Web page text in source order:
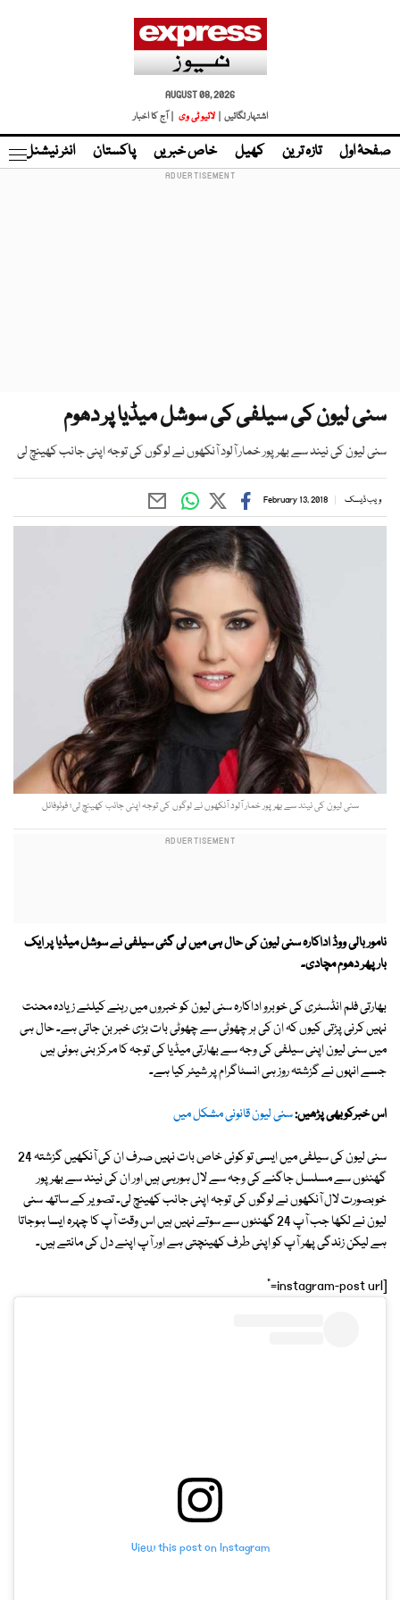
AUGUST 08, 2026
اشتہار لگائیں |
لائیو ٹی وی | آج کا اخبار
صفحۂ اول تازہ ترین کھیل خاص خبریں پاکستان انٹر نیشنل
سنی لیون کی سیلفی کی سوشل میڈیا پر دھوم
سنی لیون کی نیند سے بھرپور خمار آلود آنکھوں نے لوگوں کی توجہ اپنی جانب کھینچ لی
ویب ڈیسک February 13, 2018
سنی لیون کی نیند سے بھرپور خمار آلود آنکھوں نے لوگوں کی توجہ اپنی جانب کھینچ لی؛ فوٹوفائل
نامور بالی ووڈ اداکارہ سنی لیون کی حال ہی میں لی گئی سیلفی نے سوشل میڈیا پر ایک
بار پھر دھوم مچادی۔
بھارتی فلم انڈسٹری کی خوبرو اداکارہ سنی لیون کو خبروں میں رہنے کیلئے زیادہ محنت
نہیں کرنی پڑتی کیوں کہ ان کی ہر چھوٹی سے چھوٹی بات بڑی خبر بن جاتی ہے۔ حال ہی
میں سنی لیون اپنی سیلفی کی وجہ سے بھارتی میڈیا کی توجہ کا مرکز بنی ہوئی ہیں
جسے انہوں نے گزشتہ روز ہی انسٹاگرام پر شیئر کیا ہے۔
اس خبرکوبھی پڑھیں:سنی لیون قانونی مشکل میں
سنی لیون کی سیلفی میں ایسی تو کوئی خاص بات نہیں صرف ان کی آنکھیں گزشتہ 24
گھنٹوں سے مسلسل جاگنے کی وجہ سے لال ہورہی ہیں اور ان کی نیند سے بھرپور
خوبصورت لال آنکھوں نے لوگوں کی توجہ اپنی جانب کھینچ لی۔ تصویر کے ساتھ سنی
لیون نے لکھا جب آپ 24 گھنٹوں سے سوتے نہیں ہیں اس وقت آپ کا چہرہ ایسا ہوجاتا
ہے لیکن زندگی پھر آپ کو اپنی طرف کھینچتی ہے اور آپ اپنے دل کی مانتے ہیں۔
[instagram-post url="
View this post on Instagram